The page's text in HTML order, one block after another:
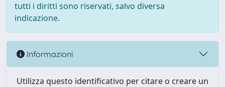
tutti i diritti sono riservati, salvo diversa
indicazione.
Informazioni
Utilizza questo identificativo per citare o creare un